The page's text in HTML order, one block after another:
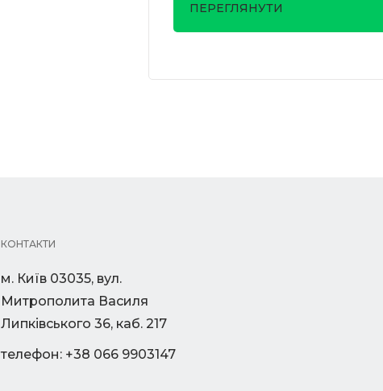
ПЕРЕГЛЯНУТИ
КОНТАКТИ
м. Київ 03035, вул.
Митрополита Василя
Липківського 36, каб. 217
телефон: +38 066 9903147